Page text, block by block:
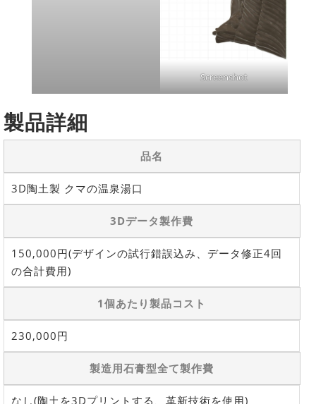
Screenshot
製品詳細
品名
3D陶土製 クマの温泉湯口
3Dデータ製作費
150,000円(デザインの試行錯誤込み、データ修正4回
の合計費用)
1個あたり製品コスト
230,000円
製造用石膏型全て製作費
なし(陶土を3Dプリントする、革新技術を使用)